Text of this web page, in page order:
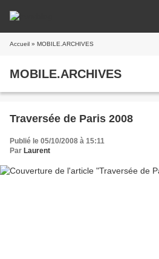
Accueil » MOBILE.ARCHIVES
MOBILE.ARCHIVES
Traversée de Paris 2008
Publié le 05/10/2008 à 15:11
Par Laurent